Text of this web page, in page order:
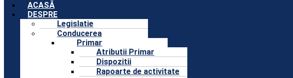
ACASĂ
DESPRE
Legislatie
Conducerea
Primar
Atributii Primar
Dispozitii
Rapoarte de activitate